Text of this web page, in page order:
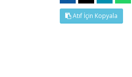
Atıf İçin Kopyala